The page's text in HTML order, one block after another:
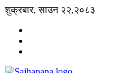
शुक्रबार, साउन २२,२०८३